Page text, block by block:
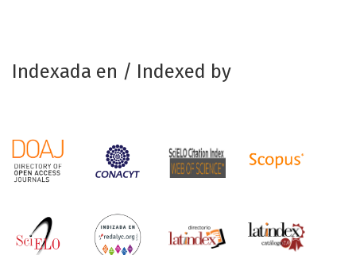
Indexada en / Indexed by